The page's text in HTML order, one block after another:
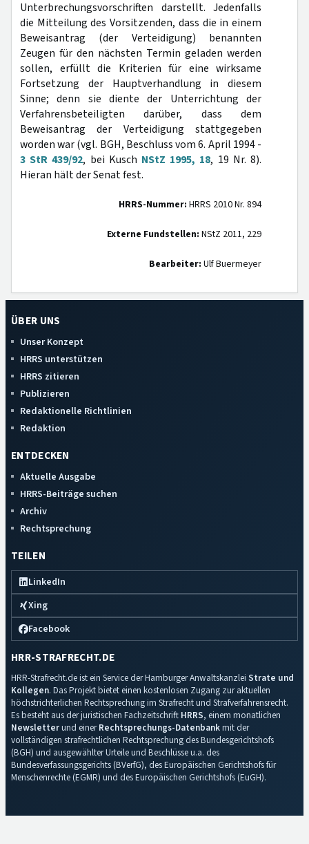
Unterbrechungsvorschriften darstellt. Jedenfalls
die Mitteilung des Vorsitzenden, dass die in einem
Beweisantrag (der Verteidigung) benannten
Zeugen für den nächsten Termin geladen werden
sollen, erfüllt die Kriterien für eine wirksame
Fortsetzung der Hauptverhandlung in diesem
Sinne; denn sie diente der Unterrichtung der
Verfahrensbeteiligten darüber, dass dem
Beweisantrag der Verteidigung stattgegeben
worden war (vgl. BGH, Beschluss vom 6. April 1994 -
3 StR 439/92, bei Kusch NStZ 1995, 18, 19 Nr. 8).
Hieran hält der Senat fest.
HRRS-Nummer: HRRS 2010 Nr. 894
Externe Fundstellen: NStZ 2011, 229
Bearbeiter: Ulf Buermeyer
ÜBER UNS
Unser Konzept
HRRS unterstützen
HRRS zitieren
Publizieren
Redaktionelle Richtlinien
Redaktion
ENTDECKEN
Aktuelle Ausgabe
HRRS-Beiträge suchen
Archiv
Rechtsprechung
TEILEN
LinkedIn
Xing
Facebook
HRR-STRAFRECHT.DE
HRR-Strafrecht.de ist ein Service der Hamburger Anwaltskanzlei Strate und
Kollegen. Das Projekt bietet einen kostenlosen Zugang zur aktuellen
höchstrichterlichen Rechtsprechung im Strafrecht und Strafverfahrensrecht.
Es besteht aus der juristischen Fachzeitschrift HRRS, einem monatlichen
Newsletterund einerRechtsprechungs-Datenbankmit der
vollständigen strafrechtlichen Rechtsprechung des Bundesgerichtshofs
(BGH) und ausgewählter Urteile und Beschlüsse u.a. des
Bundesverfassungsgerichts (BVerfG), des Europäischen Gerichtshofs für
Menschenrechte (EGMR) und des Europäischen Gerichtshofs (EuGH).
Impressum·Datenschutz